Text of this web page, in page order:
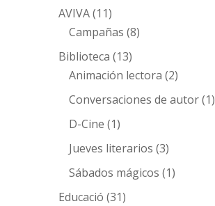
AVIVA(11)
Campañas (8)
Biblioteca (13)
Animación lectora (2)
Conversaciones de autor(1)
D-Cine (1)
Jueves literarios (3)
Sábados mágicos (1)
Educació (31)